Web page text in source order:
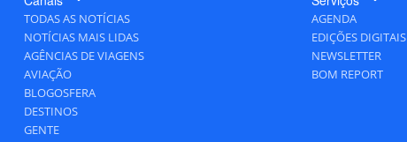
TODAS AS NOTÍCIAS
NOTÍCIAS MAIS LIDAS
AGÊNCIAS DE VIAGENS
AVIAÇÃO
BLOGOSFERA
DESTINOS
GENTE
AGENDA
EDIÇÕES DIGITAIS
NEWSLETTER
BOM REPORT